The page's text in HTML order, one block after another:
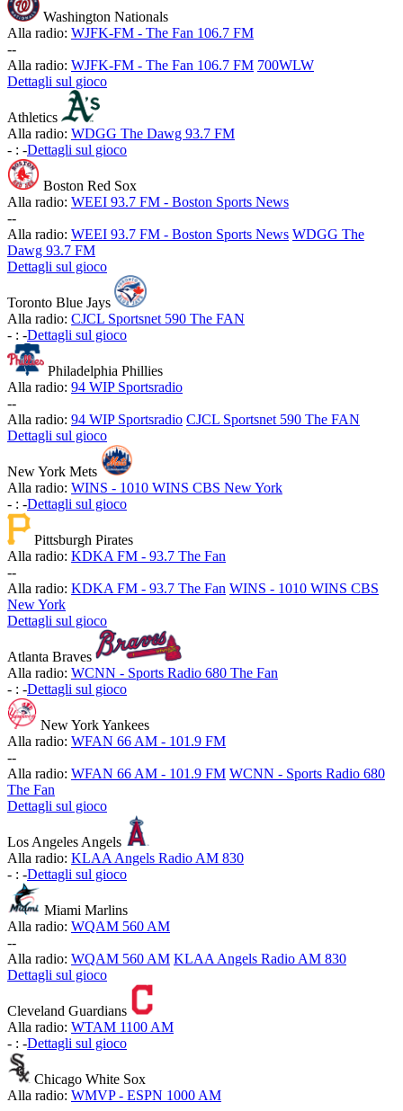
Washington Nationals
Alla radio: WJFK-FM - The Fan 106.7 FM
--
Alla radio: WJFK-FM - The Fan 106.7 FM 700WLW
Dettagli sul gioco
Athletics
Alla radio: WDGG The Dawg 93.7 FM
- : -Dettagli sul gioco
Boston Red Sox
Alla radio: WEEI 93.7 FM - Boston Sports News
--
Alla radio: WEEI 93.7 FM - Boston Sports News WDGG The
Dawg 93.7 FM
Dettagli sul gioco
Toronto Blue Jays
Alla radio: CJCL Sportsnet 590 The FAN
- : -Dettagli sul gioco
Philadelphia Phillies
Alla radio: 94 WIP Sportsradio
--
Alla radio: 94 WIP Sportsradio CJCL Sportsnet 590 The FAN
Dettagli sul gioco
New York Mets
Alla radio: WINS - 1010 WINS CBS New York
- : -Dettagli sul gioco
Pittsburgh Pirates
Alla radio: KDKA FM - 93.7 The Fan
--
Alla radio: KDKA FM - 93.7 The Fan WINS - 1010 WINS CBS
New York
Dettagli sul gioco
Atlanta Braves
Alla radio: WCNN - Sports Radio 680 The Fan
- : -Dettagli sul gioco
New York Yankees
Alla radio: WFAN 66 AM - 101.9 FM
--
Alla radio: WFAN 66 AM - 101.9 FM WCNN - Sports Radio 680
The Fan
Dettagli sul gioco
Los Angeles Angels
Alla radio: KLAA Angels Radio AM 830
- : -Dettagli sul gioco
Miami Marlins
Alla radio: WQAM 560 AM
--
Alla radio: WQAM 560 AM KLAA Angels Radio AM 830
Dettagli sul gioco
Cleveland Guardians
Alla radio: WTAM 1100 AM
- : -Dettagli sul gioco
Chicago White Sox
Alla radio: WMVP - ESPN 1000 AM